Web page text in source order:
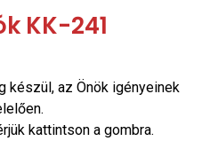
KK-241
készül, az Önök igényeinek
kattintson a gombra.